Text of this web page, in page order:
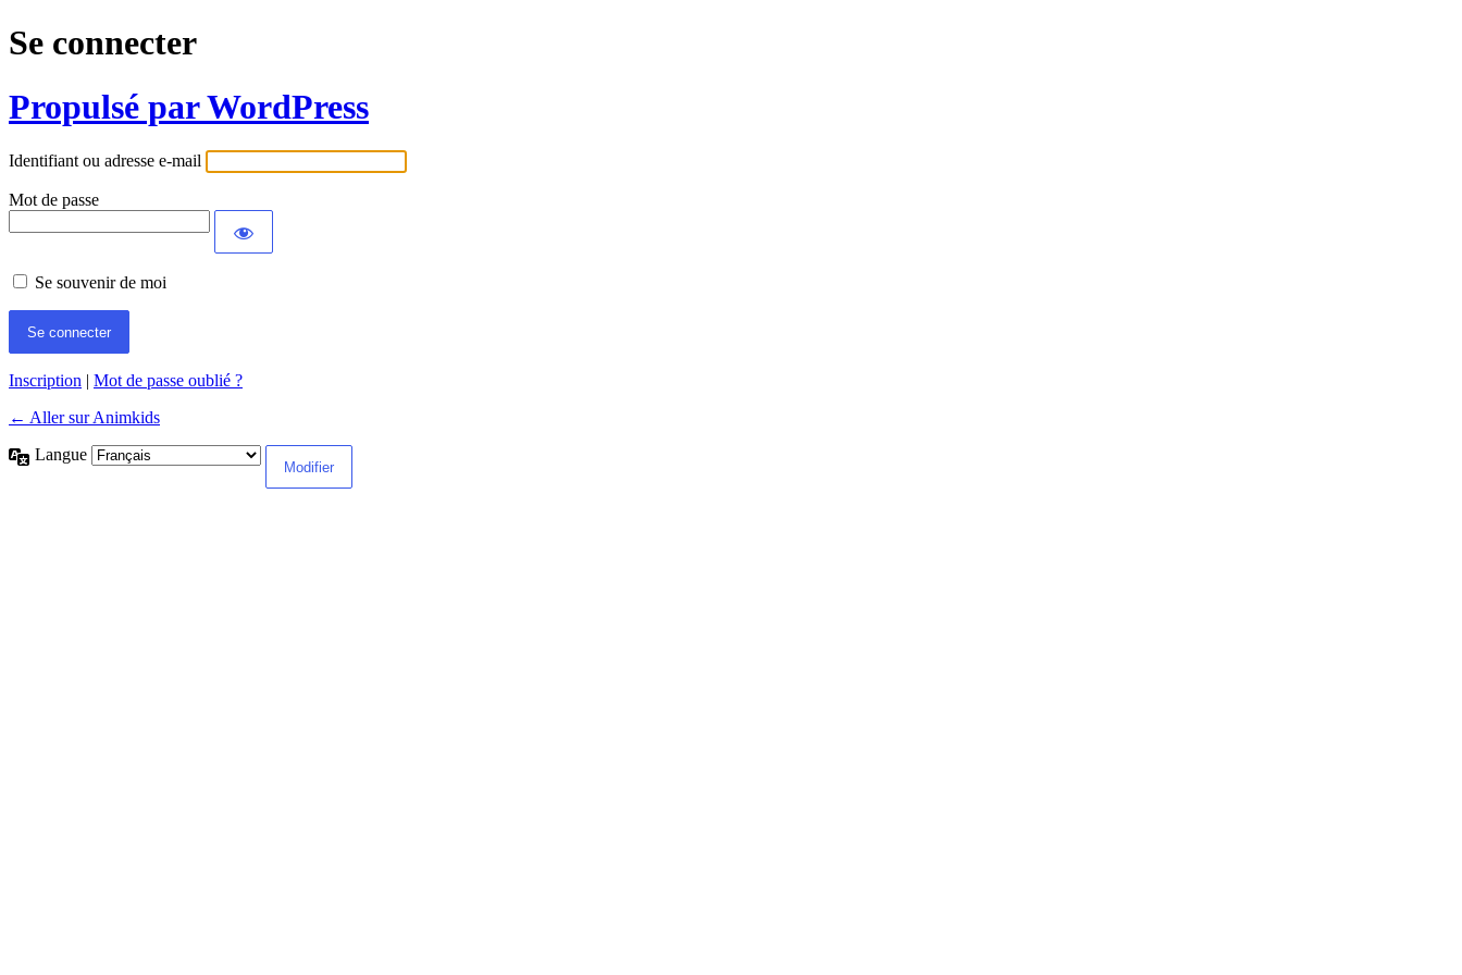
Se connecter
Propulsé par WordPress
Identifiant ou adresse e-mail
Mot de passe
Se souvenir de moi
Inscription | Mot de passe oublié ?
← Aller sur Animkids
Langue